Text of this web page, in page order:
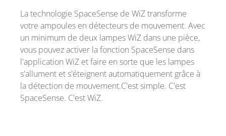
La technologie SpaceSense de WiZ transforme
votre ampoules en détecteurs de mouvement. Avec
un minimum de deux lampes WiZ dans une pièce,
vous pouvez activer la fonction SpaceSense dans
l'application WiZ et faire en sorte que les lampes
s'allument et s'éteignent automatiquement grâce à
la détection de mouvement.C'est simple. C'est
SpaceSense. C'est WiZ.